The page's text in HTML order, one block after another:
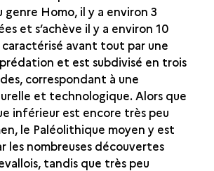
genre Homo, il y a environ 3
et s’achève il y a environ 10
caractérisé avant tout par une
et est subdivisé en trois
correspondant à une
et technologique. Alors que
inférieur est encore très peu
le Paléolithique moyen y est
les nombreuses découvertes
tandis que très peu